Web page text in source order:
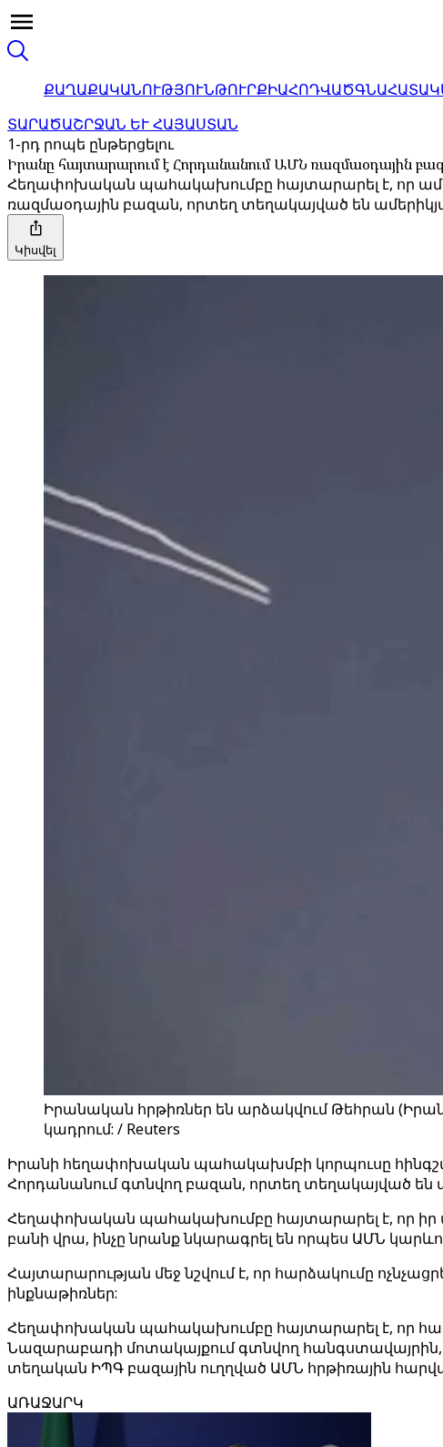
ՔԱՂԱՔԱԿԱՆՈՒԹՅՈՒՆԹՈՒՐՔԻԱՀՈԴՎԱԾ
ՏԱՐԱԾԱՇՐՋԱՆ ԵՒ ՀԱՅԱՍՏԱՆ
1-րդ րոպե ընթերցելու
Իրանը հայտարարում է Հորդանանում ԱՄՆ ռազմաօդային
Հեղափոխական պահակախումբը հայտարարել է, որ
ռազմաօդային բազան, որտեղ տեղակայված են
Կիսվել
Իրանական հրթիռներ են արձակվում Թեհրան
կադրում: / Reuters
Իրանի հեղափոխական պահակախմբի կորպուսը
Հորդանանում գտնվող բազան, որտեղ տեղակայված են
Հեղափոխական պահակախումբը հայտարարել է, որ իր
բանի վրա, ինչը նրանք նկարագրել են որպես ԱՄՆ
Հայտարարության մեջ նշվում է, որ հարձակումը
ինքնաթիռներ:
Հեղափոխական պահակախումբը հայտարարել է, որ
Նազարաբադի մոտակայքում գտնվող հանգստավայրին,
տեղական ԻՊԳ բազային ուղղված ԱՄՆ հրթիռային
ԱՌԱՋԱՐԿ